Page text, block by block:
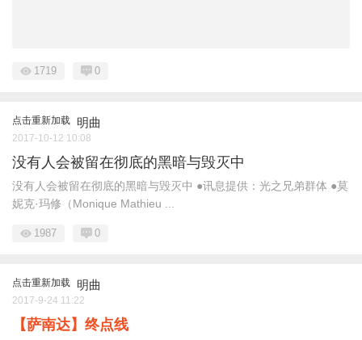
1719 0
点击重新加载 明曲
2017-10-12 10:08
没有人会被留在彻底的黑暗与毁灭中
没有人会被留在彻底的黑暗与毁灭中 ●讯息提供：光之兄弟群体 ●莫
妮克·玛修（Monique Mathieu ...
1987 0
点击重新加载 明曲
2017-9-24 11:22
【萨南达】终点线